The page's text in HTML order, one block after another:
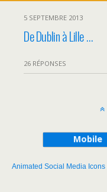
5 SEPTEMBRE 2013
De Dublin à Lille …
26 RÉPONSES
Mobile
Animated Social Media Icons